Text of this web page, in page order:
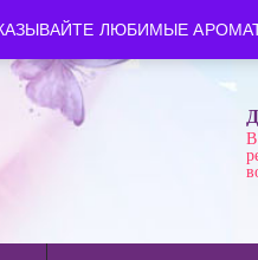
ЛЮБИМЫЕ
Время работы: пн-сб 10:00-21:00
В